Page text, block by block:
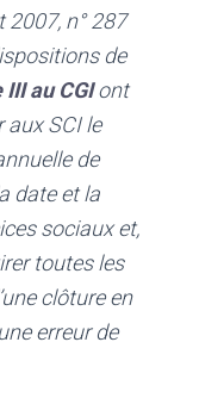
2007, n° 287
de
au CGI ont
aux SCI le
de
date et la
sociaux et,
toutes les
clôture en
erreur de